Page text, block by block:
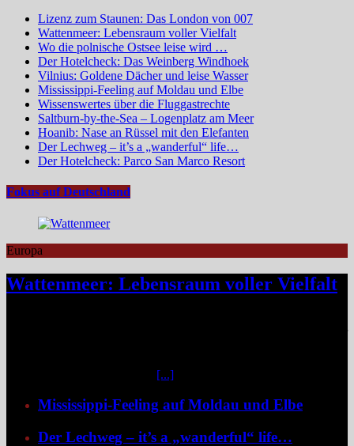
Lizenz zum Staunen: Das London von 007
Wattenmeer: Lebensraum voller Vielfalt
Wo die polnische Ostsee leise wird …
Der Hotelcheck: Das Weinberg Windhoek
Vilnius: Goldene Dächer und leise Wasser
Mississippi-Feeling auf Moldau und Elbe
Wissenswertes über die Fluggastrechte
Saltburn-by-the-Sea – Logenplatz am Meer
Hoanib: Nase an Rüssel mit den Elefanten
Der Lechweg – it’s a „wanderful“ life…
Der Hotelcheck: Parco San Marco Resort
Fokus auf Deutschland
Europa
Wattenmeer: Lebensraum voller Vielfalt
[...]
Mississippi-Feeling auf Moldau und Elbe
Der Lechweg – it’s a „wanderful“ life…